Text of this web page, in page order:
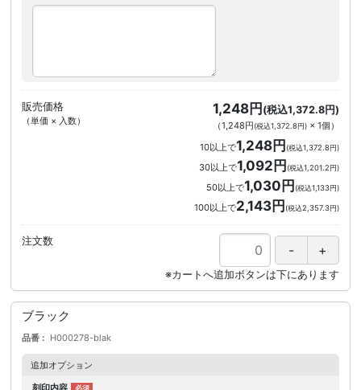
販売価格
（単価 × 入数）
1,248円(税込1,372.8円)
（1,248円(税込1,372.8円)× 1個 ）
10以上で1,248円 (税込1,372.8円)
30以上で1,092円 (税込1,201.2円)
50以上で1,030円 (税込1,133円)
100以上で2,143円 (税込2,357.3円)
注文数
ブラック
品番 H000278-blak
追加オプション
刻印内容